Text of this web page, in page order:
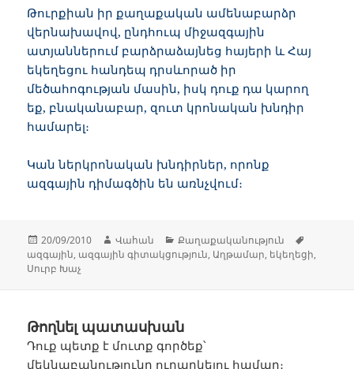
Թուրքիան իր քաղաքական ամենաբարձր
վերնախավով, ընդհուպ միջազգային
ատյաններում բարձրաձայնեց հայերի և Հայ
եկեղեցու հանդեպ դրսևորած իր
մեծահոգության մասին, իսկ դուք դա կարող
եք, բնականաբար, զուտ կրոնական խնդիր
համարել։
Կան ներկրոնական խնդիրներ, որոնք
ազգային դիմագծին են առնչվում։
Հրատարակված՝
20/09/2010 Հեղինակ
Վահան Կարգեր
Քաղաքականություն
ազգային, ազգային գիտակցություն, Աղթամար, եկեղեցի,
Սուրբ Խաչ
Թողնել պատասխան
Դուք պետք է մուտք գործեք՝
մեկնաբանությունը ուղարկելու համար։